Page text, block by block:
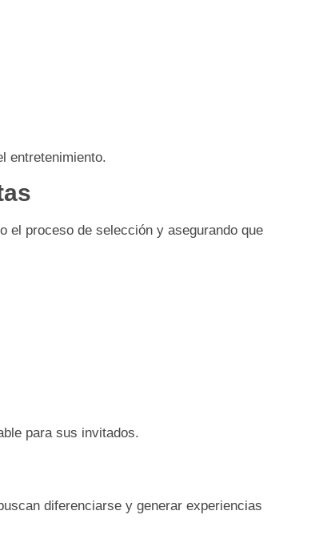
entretenimiento.
el proceso de selección y asegurando que
para sus invitados.
diferenciarse y generar experiencias